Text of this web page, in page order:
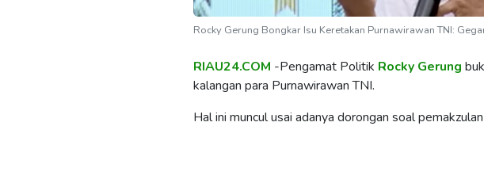
Rocky Gerung Bongkar Isu Keretakan Purnawirawan TNI:
RIAU24.COM -Pengamat Politik Rocky Gerung
kalangan para Purnawirawan TNI.
Hal ini muncul usai adanya dorongan soal